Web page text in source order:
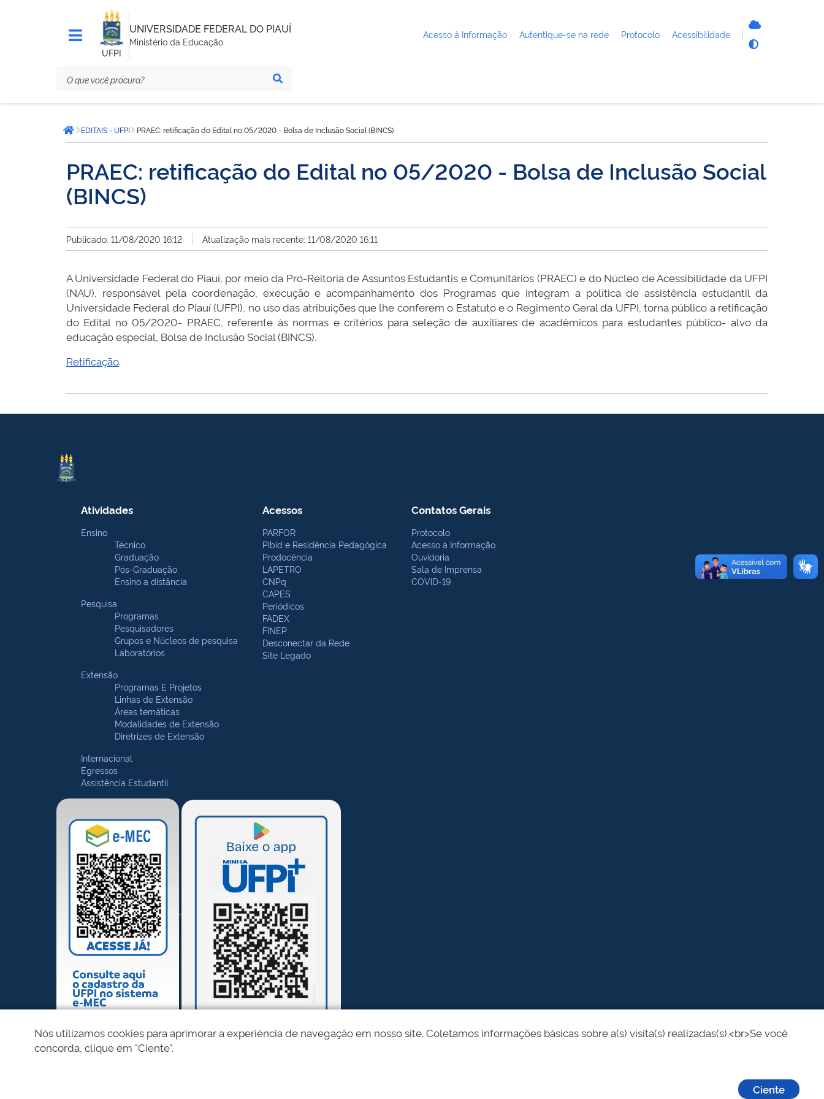
UFPI
UNIVERSIDADE FEDERAL DO PIAUÍ
Ministério da Educação
Acesso à Informação Autentique-se na rede Protocolo Acessibilidade
está
aqui:Página inicial
EDITAIS - UFPI PRAEC: retificação do Edital no 05/2020 - Bolsa de Inclusão Social (BINCS)
PRAEC: retificação do Edital no 05/2020 - Bolsa de Inclusão Social
(BINCS)
Publicado: 11/08/2020 16:12 Atualização mais recente: 11/08/2020 16:11
A Universidade Federal do Piauí, por meio da Pró-Reitoria de Assuntos Estudantis e Comunitários (PRAEC) e do Núcleo de Acessibilidade da UFPI
(NAU), responsável pela coordenação, execução e acompanhamento dos Programas que integram a política de assistência estudantil da
Universidade Federal do Piauí (UFPI), no uso das atribuições que lhe conferem o Estatuto e o Regimento Geral da UFPI, torna público a retificação
do Edital no 05/2020- PRAEC, referente às normas e critérios para seleção de auxiliares de acadêmicos para estudantes público- alvo da
educação especial, Bolsa de Inclusão Social (BINCS).
Retificação.
Atividades
Ensino
Técnico
Graduação
Pós-Graduação
Ensino a distância
Pesquisa
Programas
Pesquisadores
Grupos e Núcleos de pesquisa
Laboratórios
Extensão
Programas E Projetos
Linhas de Extensão
Áreas temáticas
Modalidades de Extensão
Diretrizes de Extensão
Internacional
Egressos
Assistência Estudantil
Acessos
PARFOR
Pibid e Residência Pedagógica
Prodocência
LAPETRO
CNPq
CAPES
Periódicos
FADEX
FINEP
Desconectar da Rede
Site Legado
Contatos Gerais
Protocolo
Acesso à Informação
Ouvidoria
Sala de Imprensa
COVID-19
Nós utilizamos cookies para aprimorar a experiência de navegação em nosso site. Coletamos informações básicas sobre a(s) visita(s) realizadas(s).<br>Se você
concorda, clique em "Ciente".
Ciente